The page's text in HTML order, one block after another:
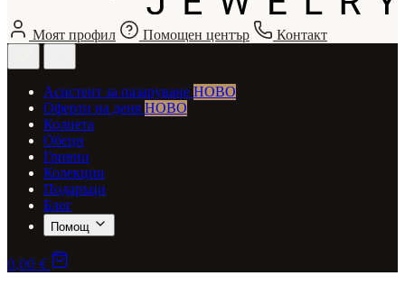
Моят профил Помощен център Контакт
Асистент за пазаруване НОВО
Оферти на деня НОВО
Колиета
Обеци
Гривни
Колекции
Подаръци
Блог
Помощ
0,00 €